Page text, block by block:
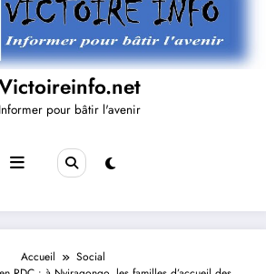
Informer pour bâtir l'avenir
Accueil
Social